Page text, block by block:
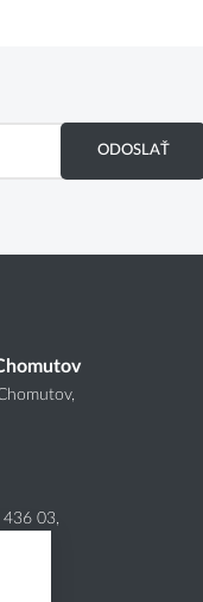
ODOSLAŤ
436 03,